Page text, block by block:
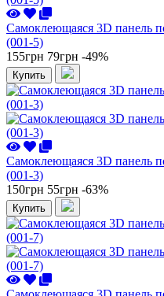
Самоклеющаяся 3D панель
(001-5)
155грн 79грн -49%
Купить
Самоклеющаяся 3D панель
(001-3)
150грн 55грн -63%
Купить